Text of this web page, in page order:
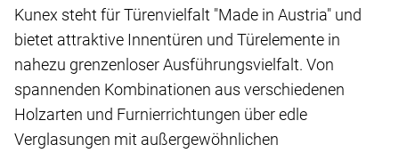
Kunex steht für Türenvielfalt "Made in Austria" und
bietet attraktive Innentüren und Türelemente in
nahezu grenzenloser Ausführungsvielfalt. Von
spannenden Kombinationen aus verschiedenen
Holzarten und Furnierrichtungen über edle
Verglasungen mit außergewöhnlichen